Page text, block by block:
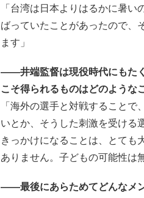
「台湾は日本よりはるかに暑
ばっていたことがあったので、
ます」
――井端監督は現役時代にもた
こそ得られるものはどのような
「海外の選手と対戦すること
いとか、そうした刺激を受ける
きっかけになることは、とても
ありません。子どもの可能性は
――最後にあらためてどんなメ